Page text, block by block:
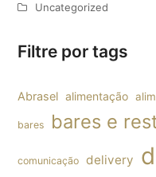
Uncategorized
Filtre por tags
Abrasel alimentação
bares bares e
comunicação delivery